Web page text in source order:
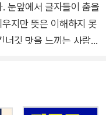
눈앞에서 글자들이 춤을
지만 뜻은 이해하지 못
너깃 맛을 느끼는 사람,
들을 보다 보면 우리는
못했다. 우리는 저마다